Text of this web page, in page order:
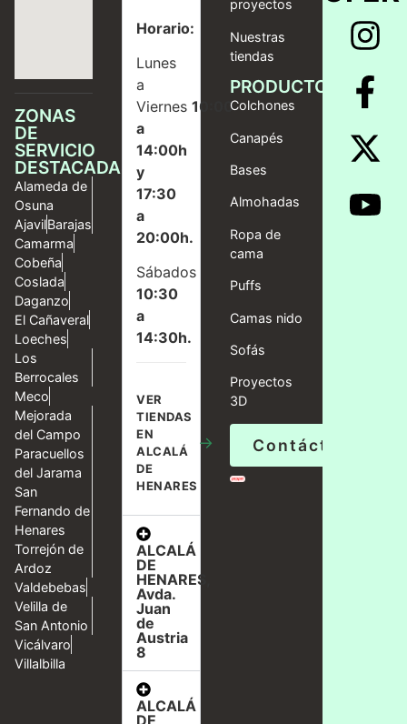
ZONAS
DE
SERVICIO
DESTACADAS
Alameda de
Osuna
AjavilBarajas
Camarma
Cobeña
Coslada
Daganzo
El Cañaveral
Loeches
Los
Berrocales
Meco
Mejorada
del Campo
Paracuellos
del Jarama
San
Fernando de
Henares
Torrejón de
Ardoz
Valdebebas
Velilla de
San Antonio
Vicálvaro
Villalbilla
Horario:
Lunes
a
Viernes10:00
a
14:00h
y
17:30
a
20:00h.
Sábados
10:30
a
14:30h.
VER
TIENDAS
EN
ALCALÁ
DE
HENARES
→
ALCALÁ
DE
HENARES,
Avda.
Juan
de
Austria
8
ALCALÁ
DE
proyectos
Nuestras
tiendas
PRODUCTOS
Colchones
Canapés
Bases
Almohadas
Ropa de
cama
Puffs
Camas nido
Sofás
Proyectos
3D
Contáctanos